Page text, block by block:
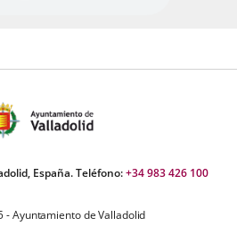
España. Teléfono:+34 983 426 100
- Ayuntamiento de Valladolid